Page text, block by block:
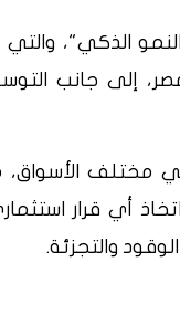
الذكي"،
إلى جانب
مختلف الأسواق،
اتخاذ أي قرار
والتجزئة.